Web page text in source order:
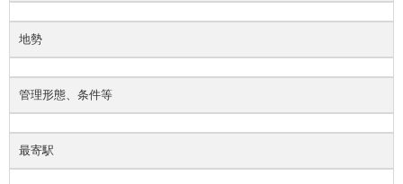
地勢
管理形態、条件等
最寄駅